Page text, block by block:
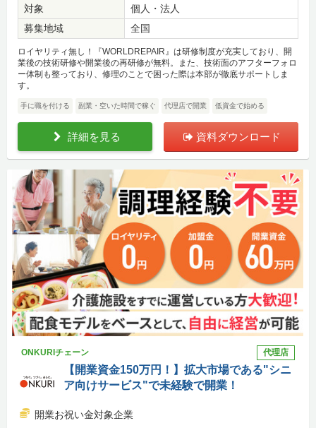
対象
個人・法人
募集地域
全国
ロイヤリティ無し！『WORLDREPAIR』は研修制度が充実しており、開
業後の技術研修や開業後の再研修が無料。また、技術面のアフターフォロ
ー体制も整っており、修理のことで困った際は本部が徹底サポートしま
す。
手に職を付ける 副業・空いた時間で稼ぐ 代理店で開業 低資金で始める
詳細を見る 資料ダウンロード
ONKURIチェーン 代理店
【開業資金150万円！】拡大市場である"シニ
ア向けサービス"で未経験で開業！
開業お祝い金対象企業